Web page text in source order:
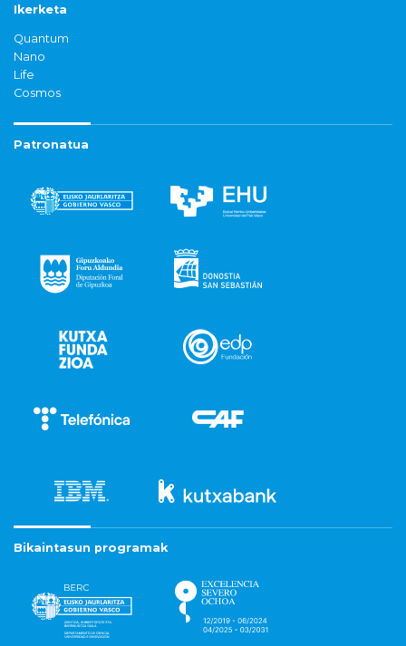
Ikerketa
Quantum
Nano
Life
Cosmos
Patronatua
Bikaintasun programak